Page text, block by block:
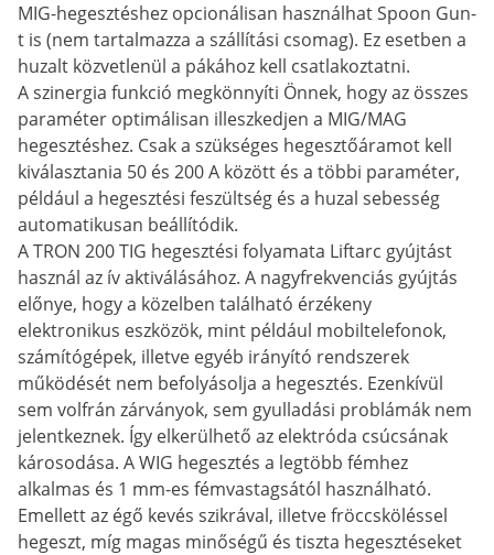
MIG-hegesztéshez opcionálisan használhat Spoon Gun-
t is (nem tartalmazza a szállítási csomag). Ez esetben a
huzalt közvetlenül a pákához kell csatlakoztatni.
A szinergia funkció megkönnyíti Önnek, hogy az összes
paraméter optimálisan illeszkedjen a MIG/MAG
hegesztéshez. Csak a szükséges hegesztőáramot kell
kiválasztania 50 és 200 A között és a többi paraméter,
például a hegesztési feszültség és a huzal sebesség
automatikusan beállítódik.
A TRON 200 TIG hegesztési folyamata Liftarc gyújtást
használ az ív aktiválásához. A nagyfrekvenciás gyújtás
előnye, hogy a közelben található érzékeny
elektronikus eszközök, mint például mobiltelefonok,
számítógépek, illetve egyéb irányító rendszerek
működését nem befolyásolja a hegesztés. Ezenkívül
sem volfrán zárványok, sem gyulladási problámák nem
jelentkeznek. Így elkerülhető az elektróda csúcsának
károsodása. A WIG hegesztés a legtöbb fémhez
alkalmas és 1 mm-es fémvastagsától használható.
Emellett az égő kevés szikrával, illetve fröccsköléssel
hegeszt, míg magas minőségű és tiszta hegesztéseket